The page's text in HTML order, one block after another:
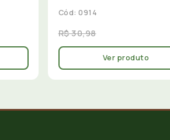
Cód: 0914
R$ 30,98
Ver produto